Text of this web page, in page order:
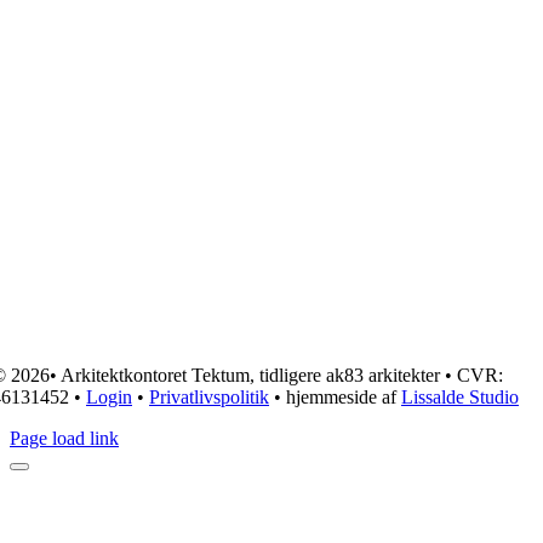
2026• Arkitektkontoret Tektum, tidligere ak83 arkitekter • CVR:
• Login • Privatlivspolitik • hjemmeside afLissalde Studio
Page load link